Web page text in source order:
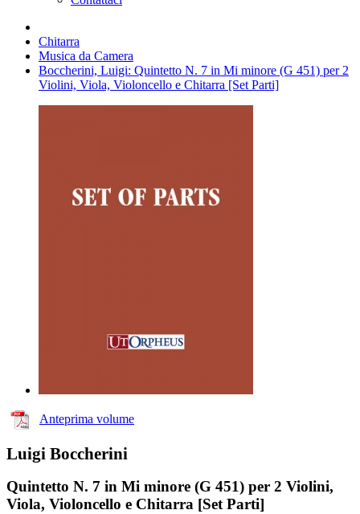
Chitarra
Musica da Camera
Boccherini, Luigi: Quintetto N. 7 in Mi minore (G 451) per 2
Violini, Viola, Violoncello e Chitarra [Set Parti]
Anteprima volume
Luigi Boccherini
Quintetto N. 7 in Mi minore (G 451) per 2 Violini,
Viola, Violoncello e Chitarra [Set Parti]